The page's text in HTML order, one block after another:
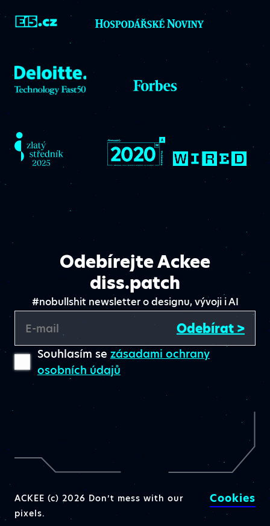
Odebírejte Ackee
diss.patch
#nobullshit newsletter o designu, vývoji i AI
E-mail Odebírat >
Souhlasím se zásadami ochrany
osobních údajů
ACKEE (c) 2026 Don’t mess with our
pixels.
Cookies